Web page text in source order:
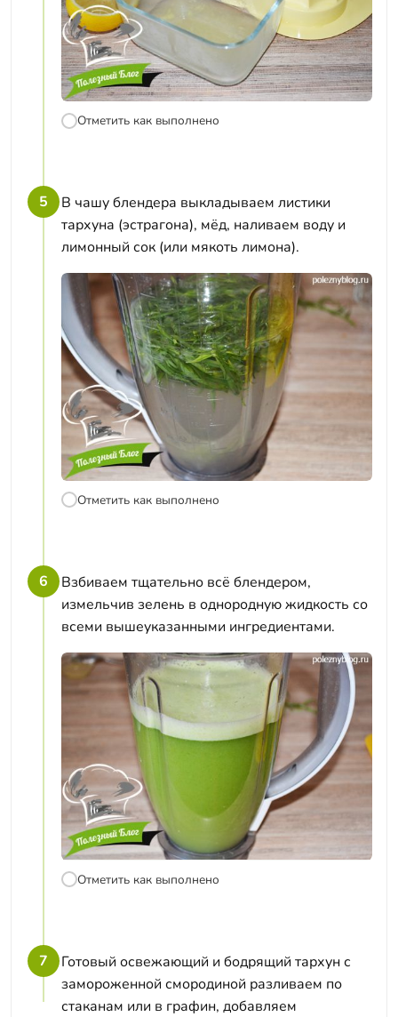
Отметить как выполнено
5
В чашу блендера выкладываем листики
тархуна (эстрагона), мёд, наливаем воду и
лимонный сок (или мякоть лимона).
Отметить как выполнено
6
Взбиваем тщательно всё блендером,
измельчив зелень в однородную жидкость со
всеми вышеуказанными ингредиентами.
Отметить как выполнено
7
Готовый освежающий и бодрящий тархун с
замороженной смородиной разливаем по
стаканам или в графин, добавляем